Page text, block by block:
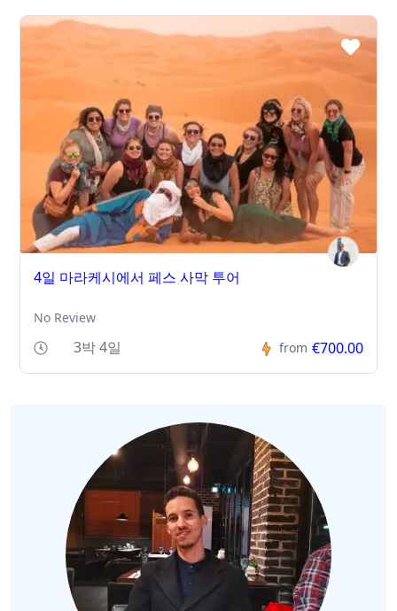
4일 마라케시에서 페스 사막 투어
No Review
3박 4일 from €700.00